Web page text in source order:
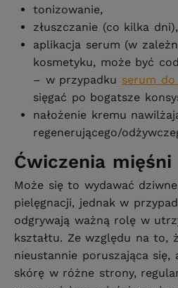
tonizowanie,
złuszczanie (co kilka dni),
aplikacja serum (w
kosmetyku, może być
– w przypadku serum
sięgać po bogatsze
nałożenie kremu
regenerującego/
Ćwiczenia mięśni
Może się to wydawać
pielęgnacji, jednak w
odgrywają ważną rolę w
kształtu. Ze względu na to,
nieustannie poruszająca się,
skórę w różne strony,